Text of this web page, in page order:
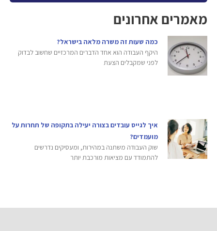
מאמרים אחרונים
כמה שעות זה משרה מלאה בישראל?
היקף העבודה הוא אחד הדברים המרכזיים שחשוב לבדוק
לפני שמקבלים הצעת
איך לגייס עובדים בצורה יעילה בתקופה של תחרות על
מועמדים?
שוק העבודה משתנה במהירות, ומעסיקים נדרשים
להתמודד עם מציאות מורכבת יותר